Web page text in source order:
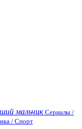
мальчик Сериалы /
/ Спорт